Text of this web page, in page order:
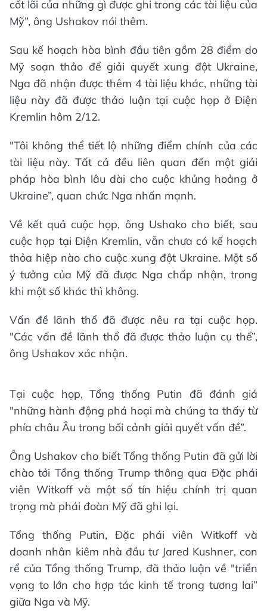
cốt lõi của những gì được ghi trong các tài liệu của
Mỹ”, ông Ushakov nói thêm.
Sau kế hoạch hòa bình đầu tiên gồm 28 điểm do
Mỹ soạn thảo để giải quyết xung đột Ukraine,
Nga đã nhận được thêm 4 tài liệu khác, những tài
liệu này đã được thảo luận tại cuộc họp ở Điện
Kremlin hôm 2/12.
"Tôi không thể tiết lộ những điểm chính của các
tài liệu này. Tất cả đều liên quan đến một giải
pháp hòa bình lâu dài cho cuộc khủng hoảng ở
Ukraine”, quan chức Nga nhấn mạnh.
Về kết quả cuộc họp, ông Ushako cho biết, sau
cuộc họp tại Điện Kremlin, vẫn chưa có kế hoạch
thỏa hiệp nào cho cuộc xung đột Ukraine. Một số
ý tưởng của Mỹ đã được Nga chấp nhận, trong
khi một số khác thì không.
Vấn đề lãnh thổ đã được nêu ra tại cuộc họp.
"Các vấn đề lãnh thổ đã được thảo luận cụ thể”,
ông Ushakov xác nhận.
Tại cuộc họp, Tổng thống Putin đã đánh giá
"những hành động phá hoại mà chúng ta thấy từ
phía châu Âu trong bối cảnh giải quyết vấn đề”.
Ông Ushakov cho biết Tổng thống Putin đã gửi lời
chào tới Tổng thống Trump thông qua Đặc phái
viên Witkoff và một số tín hiệu chính trị quan
trọng mà phái đoàn Mỹ đã ghi lại.
Tổng thống Putin, Đặc phái viên Witkoff và
doanh nhân kiêm nhà đầu tư Jared Kushner, con
rể của Tổng thống Trump, đã thảo luận về "triển
vọng to lớn cho hợp tác kinh tế trong tương lai”
giữa Nga và Mỹ.